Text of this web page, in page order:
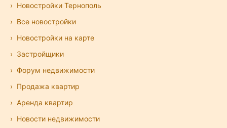
Новостройки Тернополь
Все новостройки
Новостройки на карте
Застройщики
Форум недвижимости
Продажа квартир
Аренда квартир
Новости недвижимости